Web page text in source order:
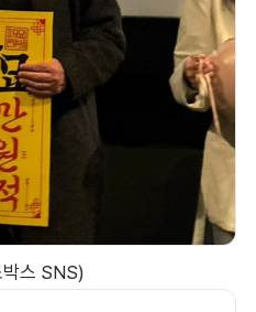
스 SNS)